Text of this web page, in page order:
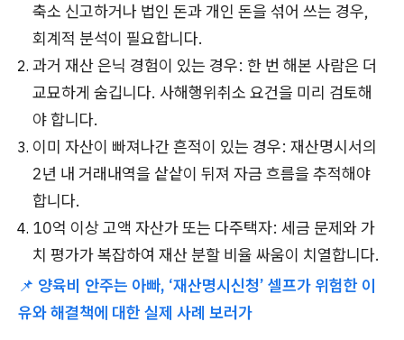
축소 신고하거나 법인 돈과 개인 돈을 섞어 쓰는 경우,
회계적 분석이 필요합니다.
과거 재산 은닉 경험이 있는 경우: 한 번 해본 사람은 더
교묘하게 숨깁니다. 사해행위취소 요건을 미리 검토해
야 합니다.
이미 자산이 빠져나간 흔적이 있는 경우: 재산명시서의
2년 내 거래내역을 샅샅이 뒤져 자금 흐름을 추적해야
합니다.
10억 이상 고액 자산가 또는 다주택자: 세금 문제와 가
치 평가가 복잡하여 재산 분할 비율 싸움이 치열합니다.
📌 양육비 안주는 아빠, ‘재산명시신청’ 셀프가 위험한 이
유와 해결책에 대한 실제 사례 보러가